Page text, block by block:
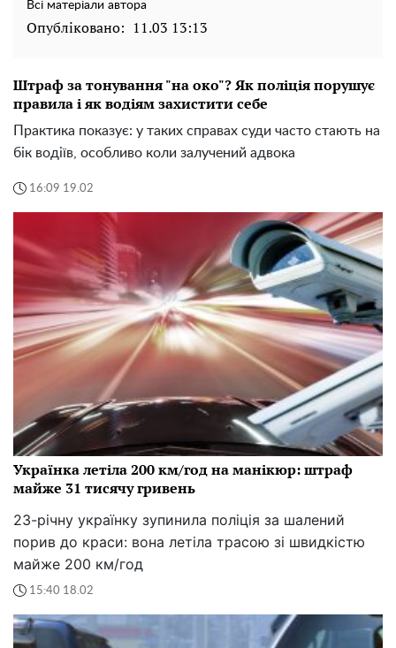
Всі матеріали автора
Опубліковано: 11.03 13:13
Штраф за тонування "на око"? Як поліція порушує
правила і як водіям захистити себе
Практика показує: у таких справах суди часто стають на
бік водіїв, особливо коли залучений адвока
16:09 19.02
Українка летіла 200 км/год на манікюр: штраф
майже 31 тисячу гривень
23-річну українку зупинила поліція за шалений
порив до краси: вона летіла трасою зі швидкістю
майже 200 км/год
15:40 18.02